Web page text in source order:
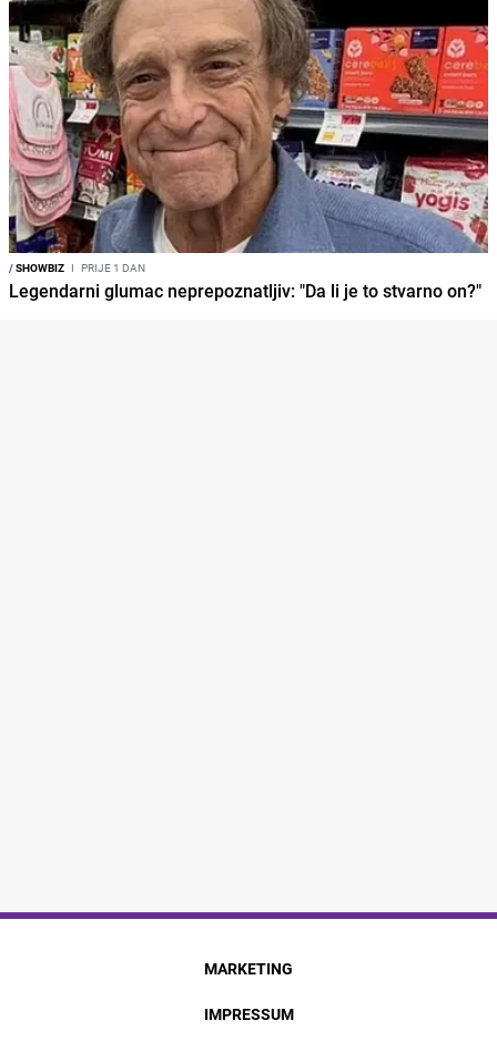
/SHOWBIZ I PRIJE 1 DAN
Legendarni glumac neprepoznatljiv: "Da li je to stvarno on?"
MARKETING
IMPRESSUM